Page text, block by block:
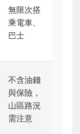
無限次搭
乘電車、
巴士
不含油錢
與保險，
山區路況
需注意